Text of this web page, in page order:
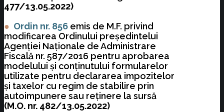
477/13.05.2022)
● Ordin nr. 856 emis de M.F. privind
modificarea Ordinului preşedintelui
Agenţiei Naţionale de Administrare
Fiscală nr. 587/2016 pentru aprobarea
modelului şi conţinutului formularelor
utilizate pentru declararea impozitelor
şi taxelor cu regim de stabilire prin
autoimpunere sau reţinere la sursă
(M.O. nr. 482/13.05.2022)